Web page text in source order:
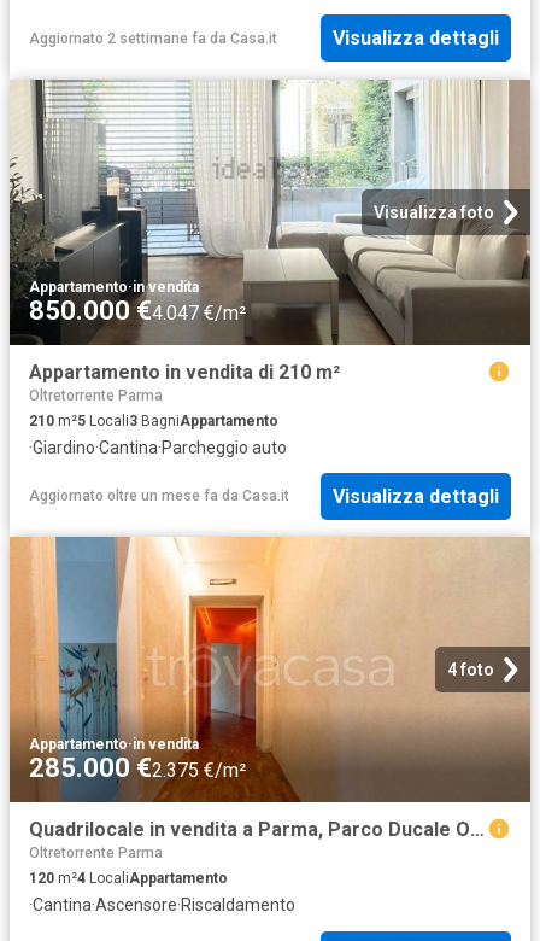
Aggiornato 2 settimane fa da Casa.it Visualizza dettagli
Visualizza foto
Appartamento·in vendita
850.000 €4.047 €/m²
Appartamento in vendita di 210 m²
Oltretorrente Parma
210 m²5 Locali3 BagniAppartamento
·Giardino·Cantina·Parcheggio auto
Aggiornato oltre un mese fa da Casa.it Visualizza dettagli
4 foto
Appartamento·in vendita
285.000 €2.375 €/m²
Quadrilocale in vendita a Parma, Parco Ducale Oltretorrente
Oltretorrente Parma
120 m²4 LocaliAppartamento
·Cantina·Ascensore·Riscaldamento